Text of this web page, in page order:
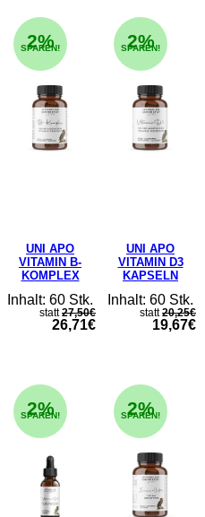
2%
SPAREN!
UNI APO
VITAMIN B-
KOMPLEX
Inhalt: 60 Stk.
statt27,50€
26,71€
2%
SPAREN!
UNI APO
VITAMIN D3
KAPSELN
Inhalt: 60 Stk.
statt20,25€
19,67€
2%
SPAREN! 2%
SPAREN!